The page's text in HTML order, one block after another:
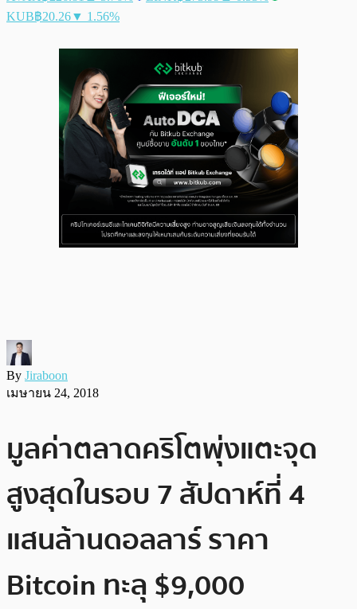
KUB฿20.26▼ 1.56%
By Jiraboon
เมษายน 24, 2018
มูลค่าตลาดคริโตพุ่งแตะจุด
สูงสุดในรอบ 7 สัปดาห์ที่ 4
แสนล้านดอลลาร์ ราคา
Bitcoin ทะลุ $9,000